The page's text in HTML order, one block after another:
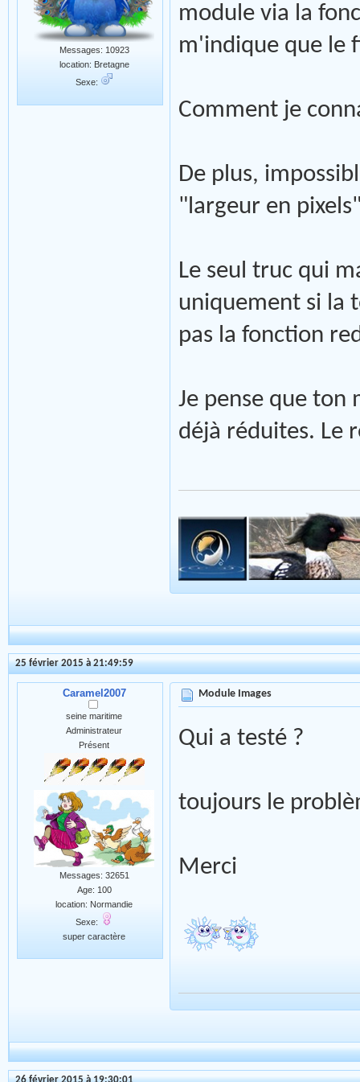
Messages: 10923
location: Bretagne
Sexe:
module via la
m'indique que le
Comment je
De plus,
"largeur en
Le seul truc qui
uniquement si la
pas la fonction
Je pense que
déjà réduites. Le
25 février 2015 à 21:49:59
Caramel2007
seine maritime
Administrateur
Présent
Messages: 32651
Age: 100
location: Normandie
Sexe:
super caractère
Module Images
Qui a testé ?
toujours le
Merci